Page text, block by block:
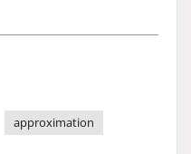
approximation